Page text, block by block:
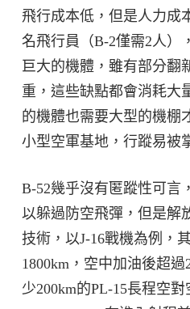
飛行成本低，但是人力成
名飛行員（B-2僅需2人）
巨大的機體，雖有部分翻
重，這些缺點都會消耗大
的機體也需要大型的機棚
小型空軍基地，行蹤易被
B-52幾乎沒有匿蹤性可言
以躲過防空飛彈，但是解
技術，以J-16戰機為例，
1800km，空中加油後超
少200km的PL-15長程空